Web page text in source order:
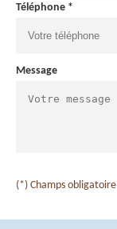
Téléphone *
Message
(*) Champs obligatoire